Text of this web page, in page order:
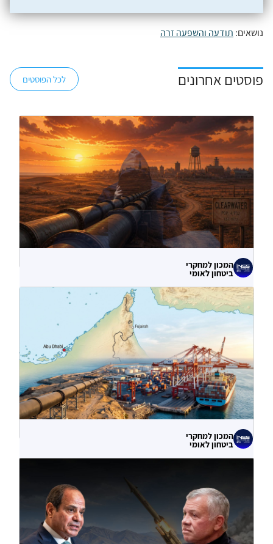
נושאים: תודעה והשפעה זרה
פוסטים אחרונים לכל הפוסטים
המכון למחקרי
ביטחון לאומי
לא רק הנזק המיידי: מה מלמדות תקיפות
הסייבר נגד תשתיות המים בארצות הברית?
המכון למחקרי
ביטחון לאומי
עוקף הורמוז? ההימור האסטרטגי הבעייתי
04.08.2026